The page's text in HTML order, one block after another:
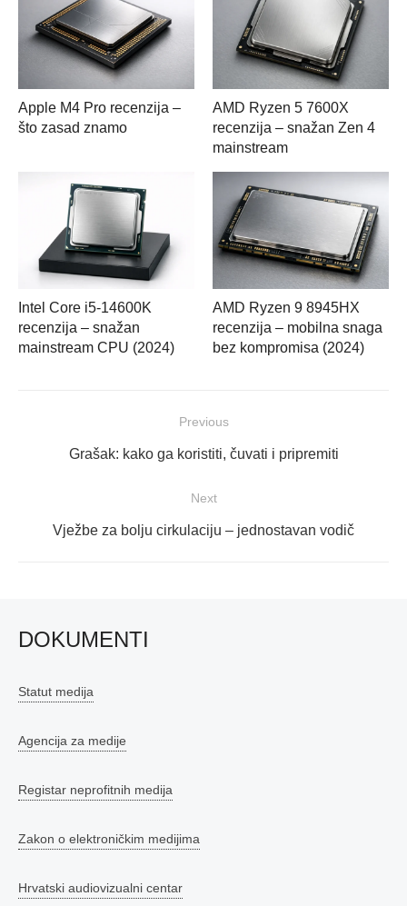
Apple M4 Pro recenzija –
što zasad znamo
AMD Ryzen 5 7600X
recenzija – snažan Zen 4
mainstream
Intel Core i5-14600K
recenzija – snažan
mainstream CPU (2024)
AMD Ryzen 9 8945HX
recenzija – mobilna snaga
bez kompromisa (2024)
objava
Previous
Previous
Grašak: kako ga koristiti, čuvati i pripremiti
Next
Next
Vježbe za bolju cirkulaciju – jednostavan vodič
DOKUMENTI
Statut medija
Agencija za medije
Registar neprofitnih medija
Zakon o elektroničkim medijima
Hrvatski audiovizualni centar